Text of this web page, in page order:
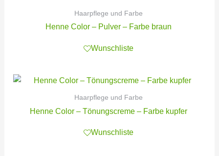
Haarpflege und Farbe
Henne Color – Pulver – Farbe braun
Wunschliste
Haarpflege und Farbe
Henne Color – Tönungscreme – Farbe kupfer
Wunschliste